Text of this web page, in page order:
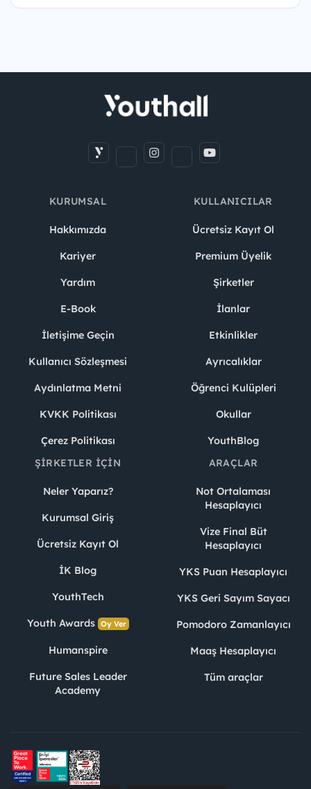
KURUMSAL
Hakkımızda
Kariyer
Yardım
E-Book
İletişime Geçin
Kullanıcı Sözleşmesi
Aydınlatma Metni
KVKK Politikası
Çerez Politikası
KULLANICILAR
Ücretsiz Kayıt Ol
Premium Üyelik
Şirketler
İlanlar
Etkinlikler
Ayrıcalıklar
Öğrenci Kulüpleri
Okullar
YouthBlog
ŞIRKETLER İÇIN
Neler Yaparız?
Kurumsal Giriş
Ücretsiz Kayıt Ol
İK Blog
YouthTech
Youth Awards Oy Ver
Humanspire
Future Sales Leader
Academy
ARAÇLAR
Not Ortalaması
Hesaplayıcı
Vize Final Büt
Hesaplayıcı
YKS Puan Hesaplayıcı
YKS Geri Sayım Sayacı
Pomodoro Zamanlayıcı
Maaş Hesaplayıcı
Tüm araçlar